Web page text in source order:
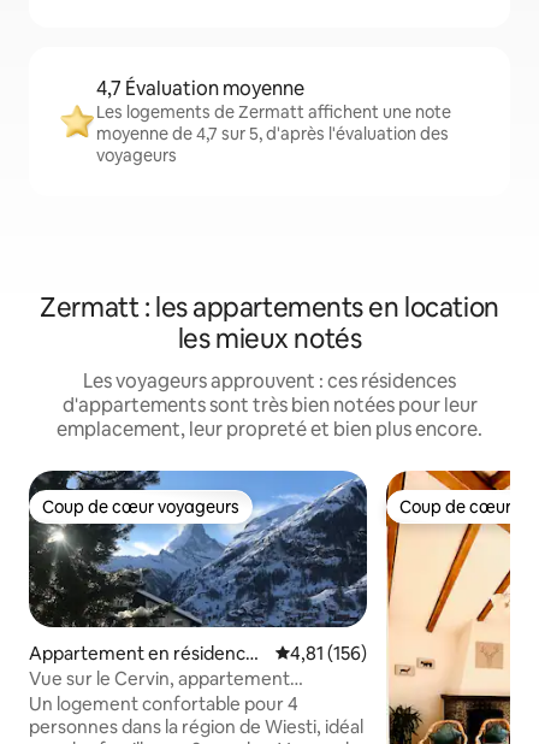
4,7 Évaluation moyenne
Les logements de Zermatt affichent une note
moyenne de 4,7 sur 5, d'après l'évaluation des
voyageurs
Zermatt : les appartements en location
les mieux notés
Les voyageurs approuvent : ces résidences
d'appartements sont très bien notées pour leur
emplacement, leur propreté et bien plus encore.
Coup de cœur voyageurs
Coup de cœur voyageurs
Appartement en résidence ⋅
Zermatt
Évaluation moyenne sur la
4,81 (156)
Vue sur le Cervin, appartement
moderne près des remontées
mécaniques
Un logement confortable pour 4
personnes dans la région de Wiesti, idéal
Coup de cœur
Coup de cœur